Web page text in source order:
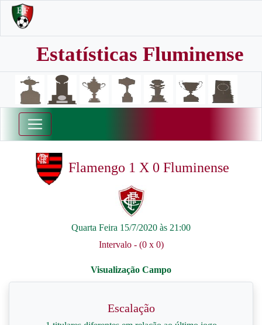
Estatísticas Fluminense
Flamengo 1 X 0 Fluminense
Quarta Feira 15/7/2020 às 21:00
Intervalo - (0 x 0)
Escalação